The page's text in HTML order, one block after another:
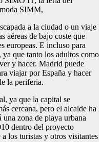
SIMM,
a la ciudad o un viaje
aéreas de bajo coste que
europeas. E incluso para
ya que tanto los adultos como
y hacer. Madrid puede
viajar por España y hacer
la periferia.
ya que la capital se
cercana, pero el alcalde ha
una zona de playa urbana
dentro del proyecto
los turistas y otros visitantes